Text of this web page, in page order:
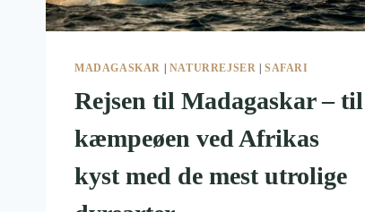
MADAGASKAR NATURREJSER |SAFARI
Rejsen til Madagaskar – til
kæmpeøen ved Afrikas
kyst med de mest utrolige